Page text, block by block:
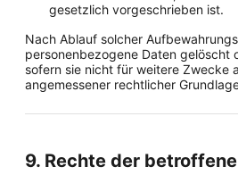
gesetzlich vorgeschrieben ist.
Nach Ablauf solcher
personenbezogene Daten gelöscht
sofern sie nicht für weitere Zwecke
angemessener rechtlicher
9. Rechte der